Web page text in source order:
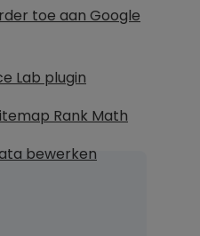
toe aan Google
Lab plugin
Rank Math
bewerken